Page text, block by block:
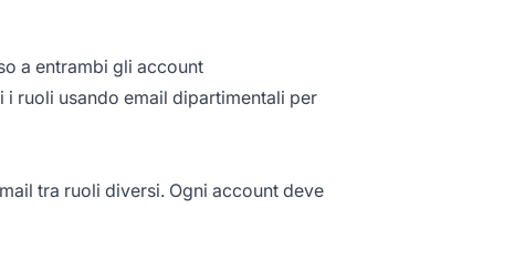
a entrambi gli account
ruoli usando email dipartimentali per
tra ruoli diversi. Ogni account deve